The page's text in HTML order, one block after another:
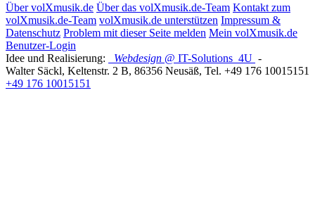
Über volXmusik.de Über das volXmusik.de-Team Kontakt zum
volXmusik.de-Team volXmusik.de unterstützen Impressum &
Datenschutz Problem mit dieser Seite melden Mein volXmusik.de
Benutzer-Login
Idee und Realisierung:
Webdesign @ IT-Solutions 4U -
Walter Säckl, Keltenstr. 2 B, 86356 Neusäß, Tel. +49 176 10015151
+49 176 10015151